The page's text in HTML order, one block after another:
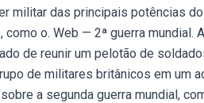
militar das principais potências
o. Web — 2ª guerra mundial.
de reunir um pelotão de
de militares britânicos em um
a segunda guerra mundial,